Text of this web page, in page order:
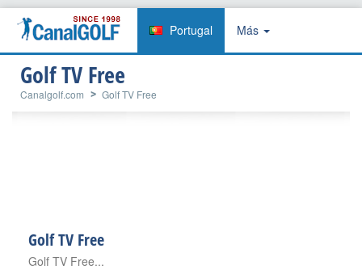
Portugal Más
Golf TV Free
Canalgolf.com Golf TV Free
Golf TV Free
Golf TV Free...